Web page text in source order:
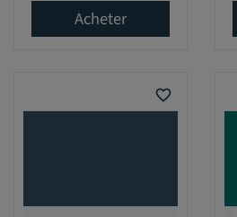
Acheter
favorite_border